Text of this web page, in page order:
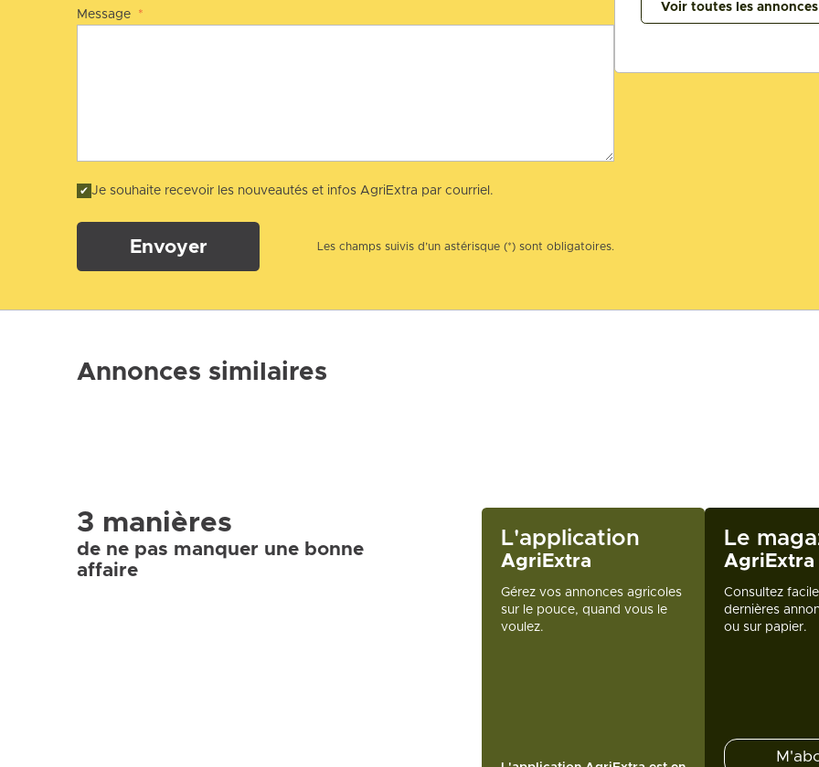
Message *
Je souhaite recevoir les nouveautés et infos AgriExtra par courriel.
Envoyer Les champs suivis d’un astérisque (*) sont obligatoires.
Voir toutes les
Annonces similaires
3 manières
de ne pas manquer une bonne
affaire
L'application
AgriExtra
Gérez vos annonces agricoles
sur le pouce, quand vous le
voulez.
Le
AgriExtra
Consultez
dernières
ou sur papier.